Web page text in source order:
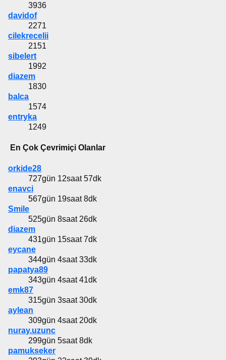
3936
davidof
2271
cilekrecelii
2151
sibelert
1992
diazem
1830
balca
1574
entryka
1249
En Çok Çevrimiçi Olanlar
orkide28
727gün 12saat 57dk
enavci
567gün 19saat 8dk
Smile
525gün 8saat 26dk
diazem
431gün 15saat 7dk
eycane
344gün 4saat 33dk
papatya89
343gün 4saat 41dk
emk87
315gün 3saat 30dk
aylean
309gün 4saat 20dk
nuray.uzunc
299gün 5saat 8dk
pamukseker